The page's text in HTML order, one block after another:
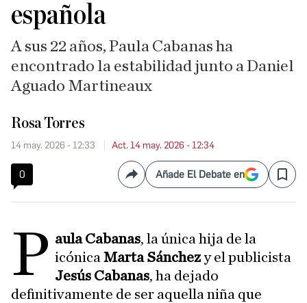
española
A sus 22 años, Paula Cabanas ha
encontrado la estabilidad junto a Daniel
Aguado Martineaux
Rosa Torres
14 may. 2026 - 12:33 Act. 14 may. 2026 - 12:34
0 CompartirAñade El Debate en Save
P aula Cabanas, la única hija de la
icónicaMarta Sánchezy el publicista
Jesús Cabanas, ha dejado
definitivamente de ser aquella niña que